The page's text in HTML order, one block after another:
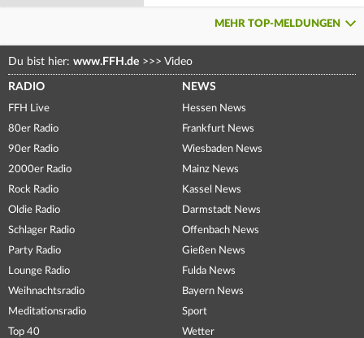
MEHR TOP-MELDUNGEN
Du bist hier: www.FFH.de >>> Video
RADIO
FFH Live
80er Radio
90er Radio
2000er Radio
Rock Radio
Oldie Radio
Schlager Radio
Party Radio
Lounge Radio
Weihnachtsradio
Meditationsradio
Top 40
NEWS
Hessen News
Frankfurt News
Wiesbaden News
Mainz News
Kassel News
Darmstadt News
Offenbach News
Gießen News
Fulda News
Bayern News
Sport
Wetter